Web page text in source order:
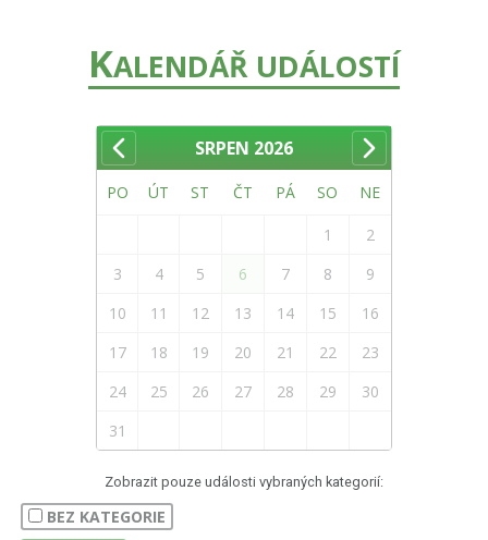
KALENDÁŘ UDÁLOSTÍ
SRPEN 2026
PO ÚT ST ČT PÁ SO NE
1
2
3
4 5 6 7 8
9
10
11 12 13 14 15
16
17
18 19 20 21 22
23
24
25 26 27 28 29
30
31
Zobrazit pouze události vybraných kategorií:
BEZ KATEGORIE